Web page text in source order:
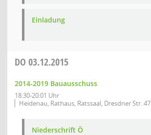
Einladung
DO 03.12.2015
2014-2019 Bauausschuss
18:30-20:01 Uhr
Heidenau, Rathaus, Ratssaal, Dresdner Str. 47
Niederschrift Ö